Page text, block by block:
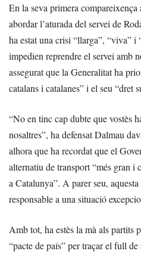
En la seva primera
abordar l’aturada del servei de
ha estat una crisi “llarga”, “viva” i
impedien reprendre el servei amb
assegurat que la Generalitat ha
catalans i catalanes” i el seu “dret
“No en tinc cap dubte que vostès
nosaltres”, ha defensat Dalmau
alhora que ha recordat que el
alternatiu de transport “més gran i
a Catalunya”. A parer seu, aquesta
responsable a una situació
Amb tot, ha estès la mà als partits
“pacte de país” per traçar el full